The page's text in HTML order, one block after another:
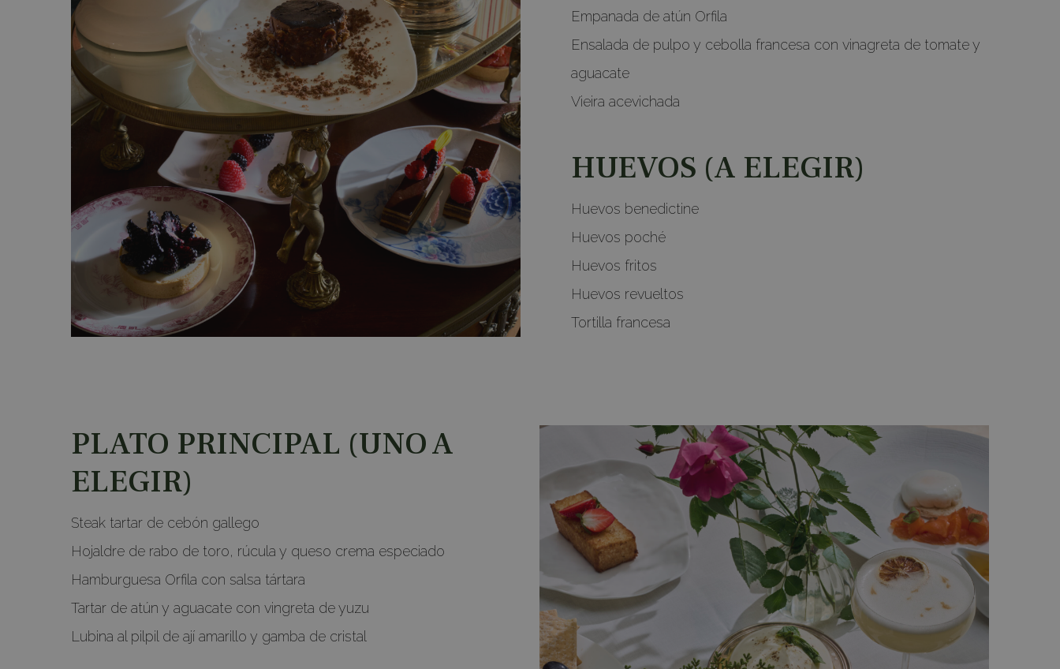
Empanada de atún Orfila
Ensalada de pulpo y cebolla francesa con vinagreta de tomate y
aguacate
Vieira acevichada
HUEVOS (A ELEGIR)
Huevos benedictine
Huevos poché
Huevos fritos
Huevos revueltos
Tortilla francesa
PLATO PRINCIPAL (UNO A
ELEGIR)
Steak tartar de cebón gallego
Hojaldre de rabo de toro, rúcula y queso crema especiado
Hamburguesa Orfila con salsa tártara
Tartar de atún y aguacate con vingreta de yuzu
Lubina al pilpil de ají amarillo y gamba de cristal